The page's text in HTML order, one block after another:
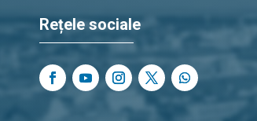
Rețele sociale